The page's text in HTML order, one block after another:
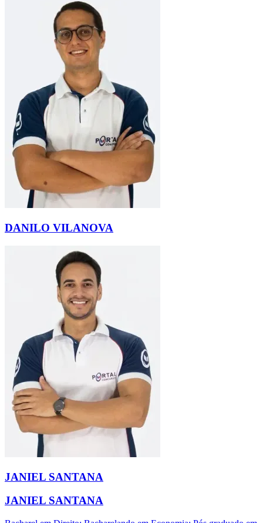
DANILO VILANOVA
JANIEL SANTANA
JANIEL SANTANA